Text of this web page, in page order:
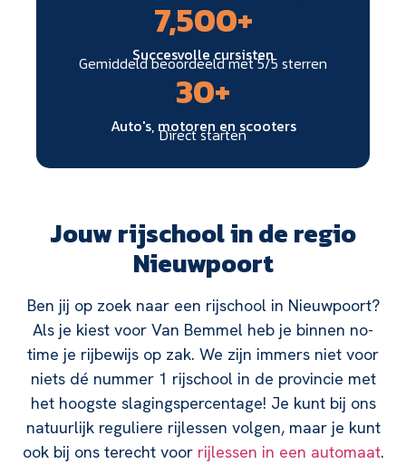
Succesvolle cursisten
7,500+
Gemiddeld beoordeeld met 5/5 sterren
Auto's, motoren en scooters
30+
Direct starten
Jouw rijschool in de regio
Nieuwpoort
Ben jij op zoek naar een rijschool in Nieuwpoort?
Als je kiest voor Van Bemmel heb je binnen no-
time je rijbewijs op zak. We zijn immers niet voor
niets dé nummer 1 rijschool in de provincie met
het hoogste slagingspercentage! Je kunt bij ons
natuurlijk reguliere rijlessen volgen, maar je kunt
ook bij ons terecht voor rijlessen in een automaat.